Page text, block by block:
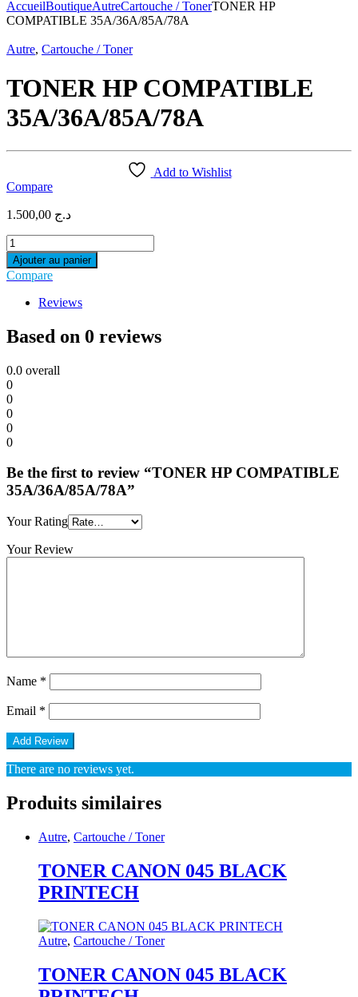
pour :
AccueilBoutiqueAutreCartouche / TonerTONER HP
COMPATIBLE 35A/36A/85A/78A
Autre, Cartouche / Toner
TONER HP COMPATIBLE
35A/36A/85A/78A
Add to Wishlist
Compare
د.ج
TONER
HP
COMPATIBLE
35A/36A/85A/78A
quantity
Ajouter au panier
Compare
Reviews
Based on 0 reviews
0.0 overall
0
0
0
0
0
Be the first to review “TONER HP COMPATIBLE
35A/36A/85A/78A”
Your Rating
Your Review
Name *
Email *
There are no reviews yet.
Produits similaires
Autre, Cartouche / Toner
TONER CANON 045 BLACK
PRINTECH
Autre, Cartouche / Toner
TONER CANON 045 BLACK